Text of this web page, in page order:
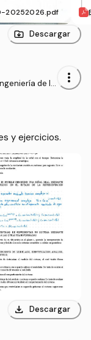
20252026.pdf
Descargar
de la
more_vert
y ejercicios.
download Descargar